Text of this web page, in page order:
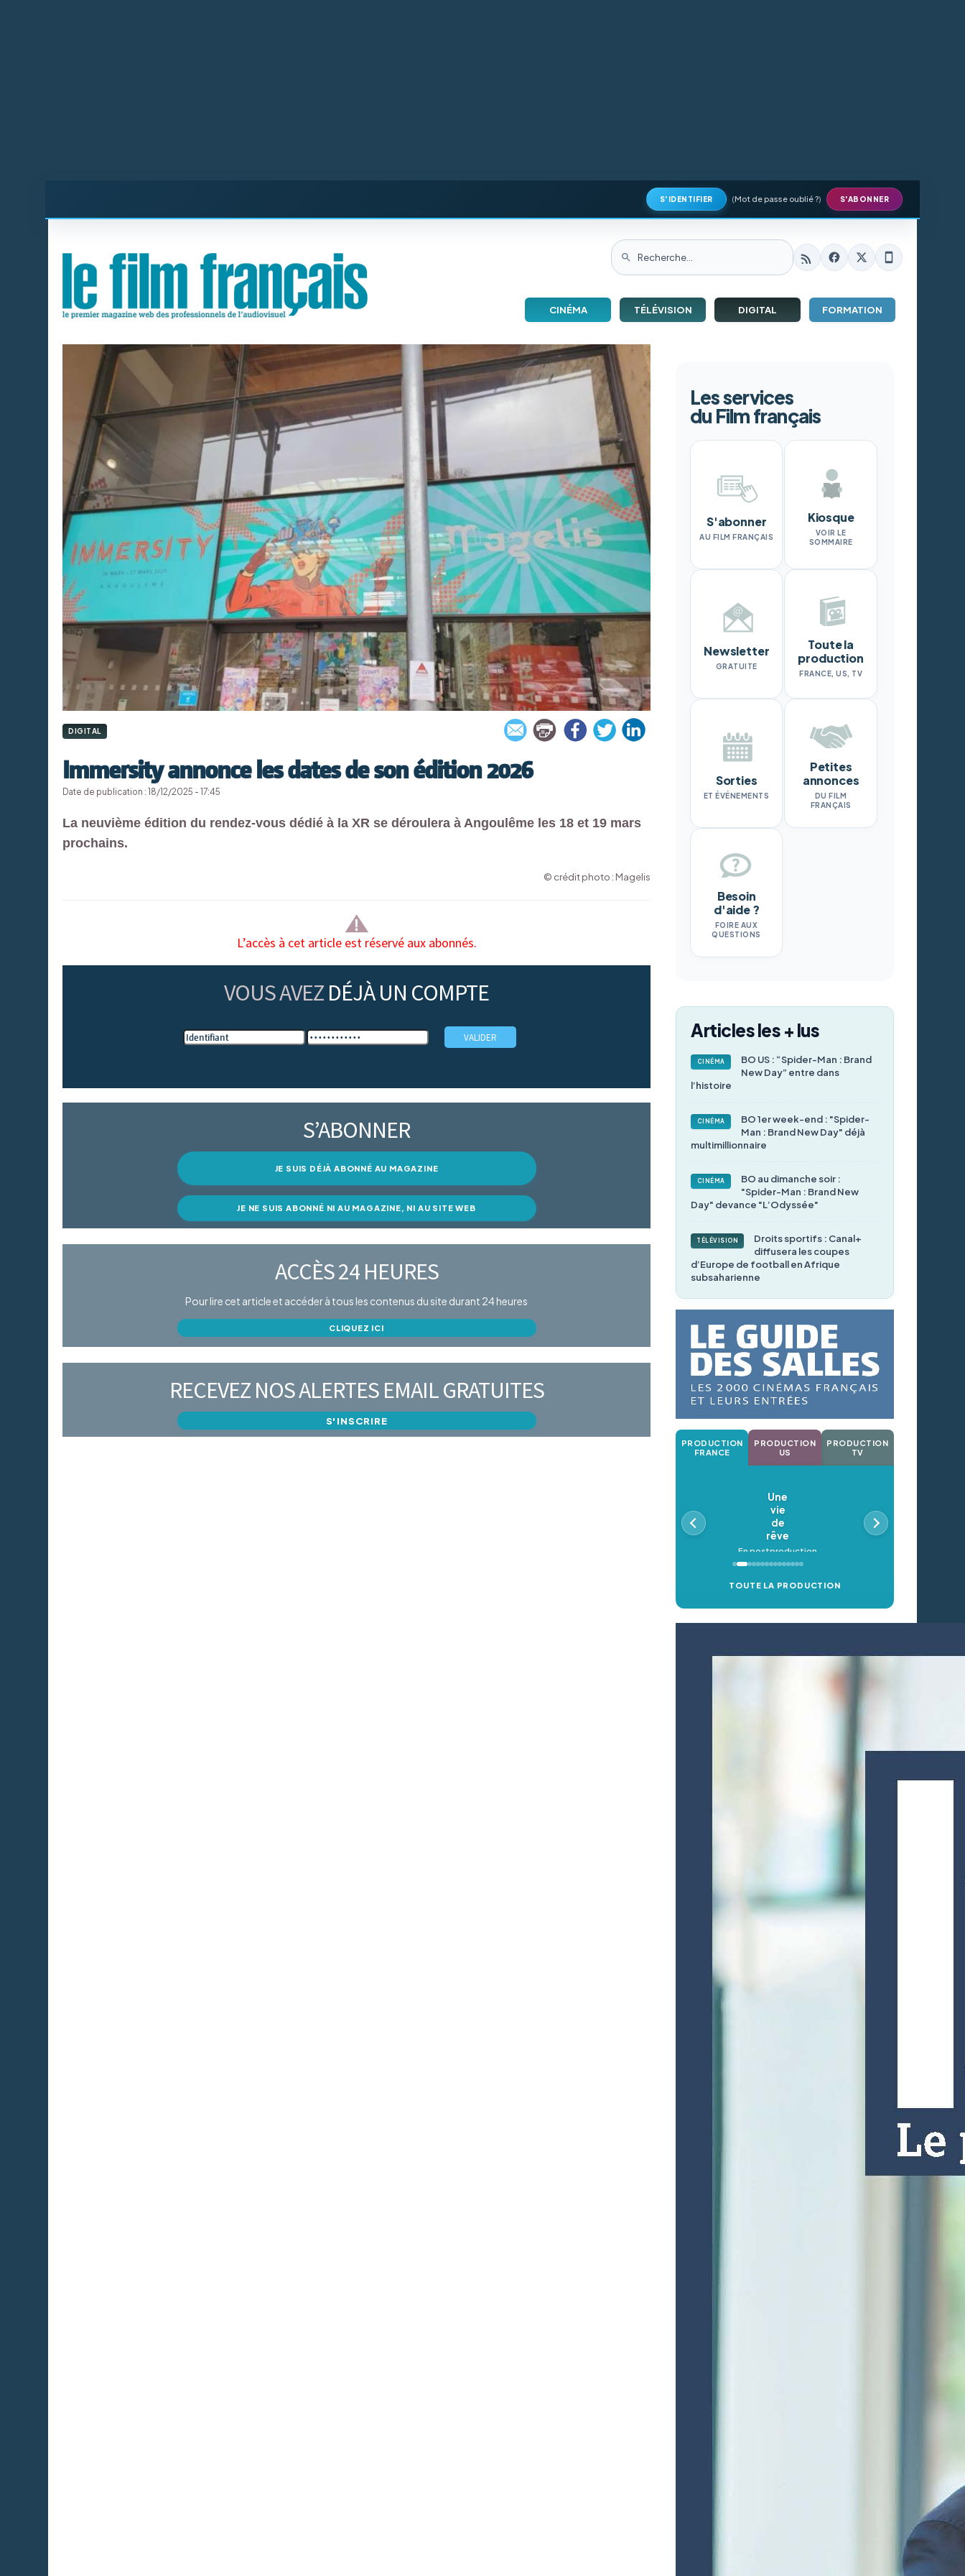
S'IDENTIFIER (Mot de passe oublié ?) S'ABONNER
CINÉMA TÉLÉVISION DIGITAL FORMATION
DIGITAL
Immersity annonce les dates de son édition 2026
Date de publication : 18/12/2025 - 17:45
La neuvième édition du rendez-vous dédié à la XR se déroulera à Angoulême les 18 et 19 mars
prochains.
© crédit photo : Magelis
L’accès à cet article est réservé aux abonnés.
VOUS AVEZ DÉJÀ UN COMPTE
S’ABONNER
JE SUIS DÉJÀ ABONNÉ AU MAGAZINE
JE NE SUIS ABONNÉ NI AU MAGAZINE, NI AU SITE WEB
ACCÈS 24 HEURES
Pour lire cet article et accéder à tous les contenus du site durant 24 heures
CLIQUEZ ICI
RECEVEZ NOS ALERTES EMAIL GRATUITES
S'INSCRIRE
Les services
du Film français
S'abonner
AU FILM FRANÇAIS
Kiosque
VOIR LE
SOMMAIRE
Newsletter
GRATUITE
Toute la
production
FRANCE, US, TV
Sorties
ET ÉVÉNEMENTS
Petites
annonces
DU FILM
FRANÇAIS
Besoin
d'aide ?
FOIRE AUX
QUESTIONS
Articles les + lus
CINÉMA
BO US : “Spider-Man : Brand
New Day” entre dans
l’histoire
CINÉMA
BO 1er week-end : "Spider-
Man : Brand New Day" déjà
multimillionnaire
CINÉMA
BO au dimanche soir :
"Spider-Man : Brand New
Day" devance "L’Odyssée"
TÉLÉVISION
Droits sportifs : Canal+
diffusera les coupes
d’Europe de football en Afrique
subsaharienne
PRODUCTION
FRANCE
PRODUCTION
US
PRODUCTION
TV
Une
vie
de
rêve
En postproduction
TOUTE LA PRODUCTION